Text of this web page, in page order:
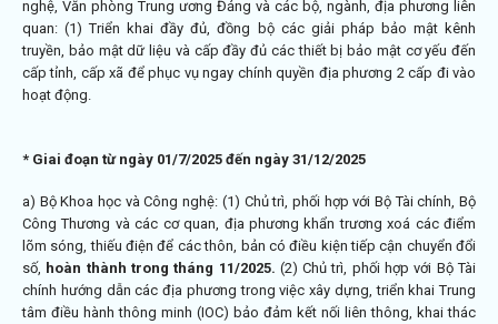
nghệ, Văn phòng Trung ương Đảng và các bộ, ngành, địa phương liên
quan: (1) Triển khai đầy đủ, đồng bộ các giải pháp bảo mật kênh
truyền, bảo mật dữ liệu và cấp đầy đủ các thiết bị bảo mật cơ yếu đến
cấp tỉnh, cấp xã để phục vụ ngay chính quyền địa phương 2 cấp đi vào
hoạt động.
* Giai đoạn từ ngày 01/7/2025 đến ngày 31/12/2025
a) Bộ Khoa học và Công nghệ: (1) Chủ trì, phối hợp với Bộ Tài chính, Bộ
Công Thương và các cơ quan, địa phương khẩn trương xoá các điểm
lõm sóng, thiếu điện để các thôn, bản có điều kiện tiếp cận chuyển đổi
số, hoàn thành trong tháng 11/2025. (2) Chủ trì, phối hợp với Bộ Tài
chính hướng dẫn các địa phương trong việc xây dựng, triển khai Trung
tâm điều hành thông minh (IOC) bảo đảm kết nối liên thông, khai thác